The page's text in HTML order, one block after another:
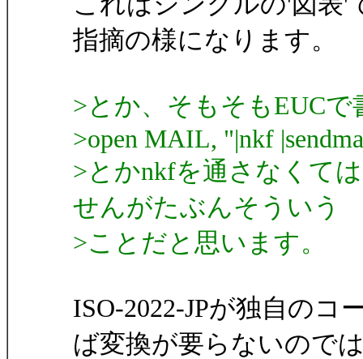
指摘の様になります。
>とか、そもそもEUC
>open MAIL, "|nkf
>とかnkfを通さなくて
せんがたぶんそういう
>ことだと思います。
ISO-2022-JPが独自のコ
ば変換が要らないので